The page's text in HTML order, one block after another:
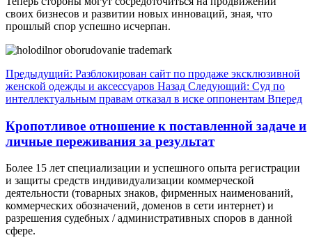
своих бизнесов и развитии новых инноваций, зная, что
прошлый спор успешно исчерпан.
Предыдущий: Разблокирован сайт по продаже эксклюзивной
женской одежды и аксессуаров Назад Следующий: Суд по
интеллектуальным правам отказал в иске оппонентам Вперед
Кропотливое отношение к поставленной задаче и
личные переживания за результат
Более 15 лет специализации и успешного опыта регистрации
и защиты средств индивидуализации коммерческой
деятельности (товарных знаков, фирменных наименований,
коммерческих обозначений, доменов в сети интернет) и
разрешения судебных / административных споров в данной
сфере.